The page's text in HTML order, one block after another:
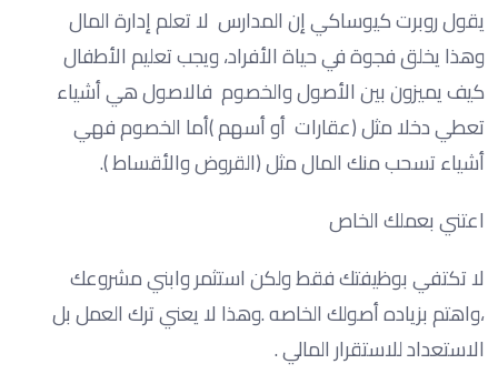
يقول روبرت كيوساكي إن المدارس لا تعلم إدارة المال
وهذا يخلق فجوة في حياة الأفراد، ويجب تعليم الأطفال
كيف يميزون بين الأصول والخصوم فالاصول هي أشياء
تعطي دخلا مثل (عقارات أو أسهم )أما الخصوم فهي
أشياء تسحب منك المال مثل (القروض والأقساط ).
اعتني بعملك الخاص
لا تكتفي بوظيفتك فقط ولكن استثمر وابني مشروعك
،واهتم بزياده أصولك الخاصه .وهذا لا يعني ترك العمل بل
الاستعداد للاستقرار المالي .